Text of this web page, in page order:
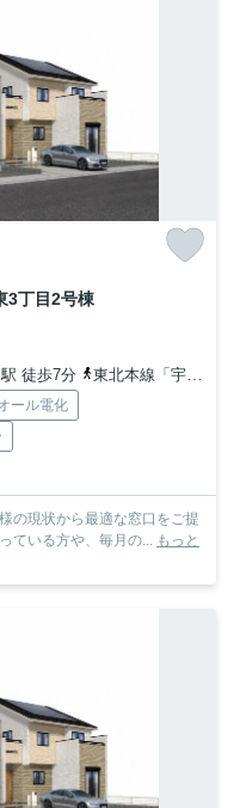
3丁目2号棟
徒歩7分
東北本線「宇都宮」駅 徒歩36分
ール電化
の現状から最適な窓口をご提
ている方や、毎月の... もっと